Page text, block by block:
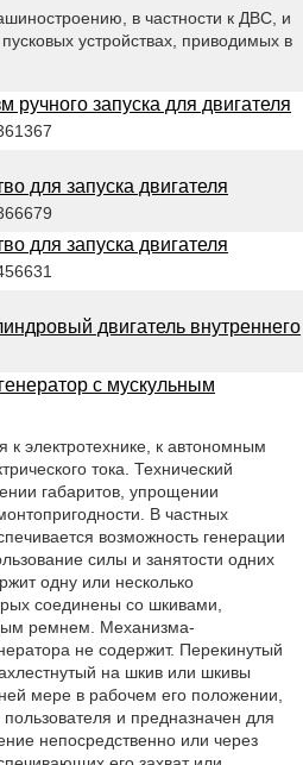
в частности к ДВС, и
устройствах, приводимых в
ручного запуска для двигателя
для запуска двигателя
для запуска двигателя
двигатель внутреннего
с мускульным
к электротехнике, к автономным
тока. Технический
габаритов, упрощении
В частных
возможность генерации
силы и занятости одних
одну или несколько
соединены со шкивами,
ремнем. Механизма-
не содержит. Перекинутый
на шкив или шкивы
мере в рабочем его положении,
и предназначен для
непосредственно или через